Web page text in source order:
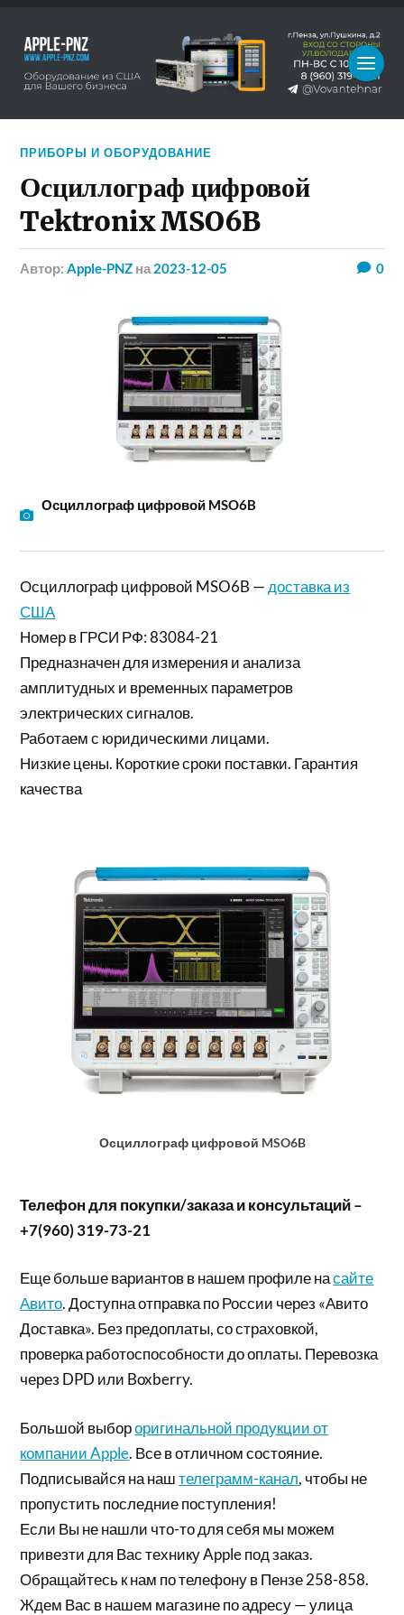
ПРИБОРЫ И ОБОРУДОВАНИЕ
Осциллограф цифровой
Tektronix MSO6B
Автор:Apple-PNZ на 2023-12-05 0
Осциллограф цифровой MSO6B
Осциллограф цифровой MSO6B — доставка из
США
Номер в ГРСИ РФ: 83084-21
Предназначен для измерения и анализа
амплитудных и временных параметров
электрических сигналов.
Работаем с юридическими лицами.
Низкие цены. Короткие сроки поставки. Гарантия
качества
Осциллограф цифровой MSO6B
Телефон для покупки/заказа и консультаций –
+7(960) 319-73-21
Еще больше вариантов в нашем профиле насайте
Авито. Доступна отправка по России через «Авито
Доставка». Без предоплаты, со страховкой,
проверка работоспособности до оплаты. Перевозка
через DPD или Boxberry.
Большой выбороригинальной продукции от
компании Apple. Все в отличном состояние.
Подписывайся на наштелеграмм-канал, чтобы не
пропустить последние поступления!
Если Вы не нашли что-то для себя мы можем
привезти для Вас технику Apple под заказ.
Обращайтесь к нам по телефону в Пензе 258-858.
Ждем Вас в нашем магазине по адресу — улица